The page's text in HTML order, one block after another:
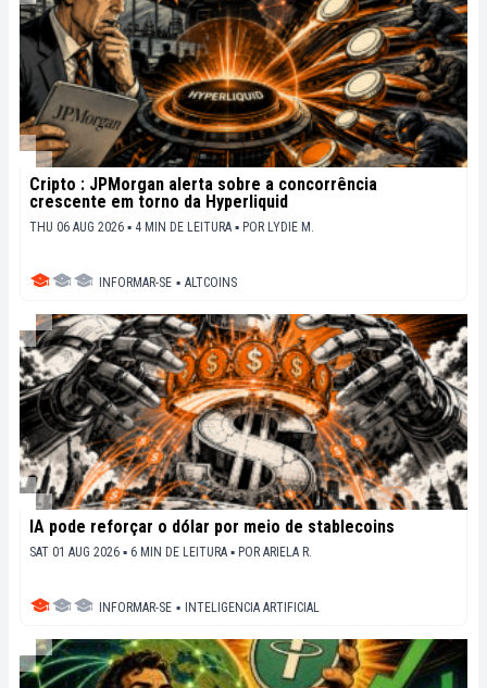
Cripto : JPMorgan alerta sobre a concorrência
crescente em torno da Hyperliquid
THU 06 AUG 2026 ▪ 4 MIN DE LEITURA ▪ POR LYDIE M.
INFORMAR-SE ▪ ALTCOINS
IA pode reforçar o dólar por meio de stablecoins
SAT 01 AUG 2026 ▪ 6 MIN DE LEITURA ▪ POR ARIELA R.
INFORMAR-SE ▪ INTELIGENCIA ARTIFICIAL